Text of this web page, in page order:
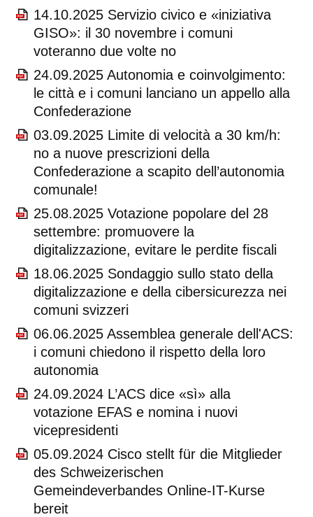
14.10.2025 Servizio civico e «iniziativa
GISO»: il 30 novembre i comuni
voteranno due volte no
24.09.2025 Autonomia e coinvolgimento:
le città e i comuni lanciano un appello alla
Confederazione
03.09.2025 Limite di velocità a 30 km/h:
no a nuove prescrizioni della
Confederazione a scapito dell’autonomia
comunale!
25.08.2025 Votazione popolare del 28
settembre: promuovere la
digitalizzazione, evitare le perdite fiscali
18.06.2025 Sondaggio sullo stato della
digitalizzazione e della cibersicurezza nei
comuni svizzeri
06.06.2025 Assemblea generale dell'ACS:
i comuni chiedono il rispetto della loro
autonomia
24.09.2024 L’ACS dice «sì» alla
votazione EFAS e nomina i nuovi
vicepresidenti
05.09.2024 Cisco stellt für die Mitglieder
des Schweizerischen
Gemeindeverbandes Online-IT-Kurse
bereit